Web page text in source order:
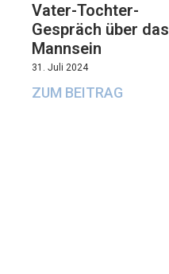
Vater-Tochter-
Gespräch über das
Mannsein
31. Juli 2024
ZUM BEITRAG